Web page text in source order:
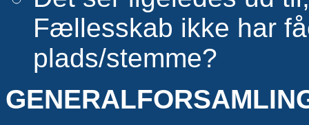
Fællesskab ikke har
plads/stemme?